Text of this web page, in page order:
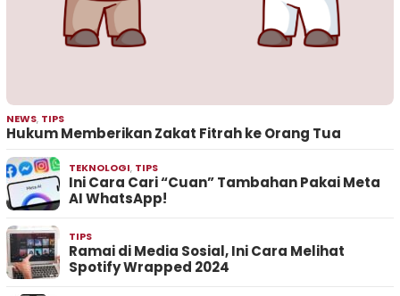
NEWS, TIPS
Hukum Memberikan Zakat Fitrah ke Orang Tua
TEKNOLOGI, TIPS
Ini Cara Cari “Cuan” Tambahan Pakai Meta
AI WhatsApp!
TIPS
Ramai di Media Sosial, Ini Cara Melihat
Spotify Wrapped 2024